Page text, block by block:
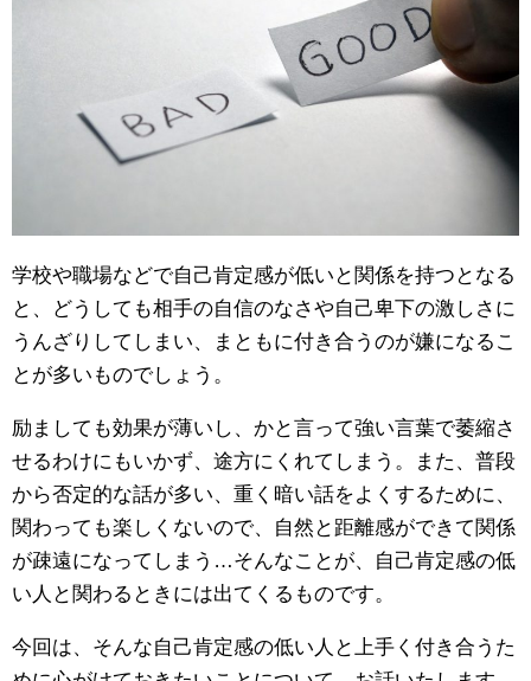
学校や職場などで自己肯定感が低いと関係を持つとなる
と、どうしても相手の自信のなさや自己卑下の激しさに
うんざりしてしまい、まともに付き合うのが嫌になるこ
とが多いものでしょう。
励ましても効果が薄いし、かと言って強い言葉で萎縮さ
せるわけにもいかず、途方にくれてしまう。また、普段
から否定的な話が多い、重く暗い話をよくするために、
関わっても楽しくないので、自然と距離感ができて関係
が疎遠になってしまう…そんなことが、自己肯定感の低
い人と関わるときには出てくるものです。
今回は、そんな自己肯定感の低い人と上手く付き合うた